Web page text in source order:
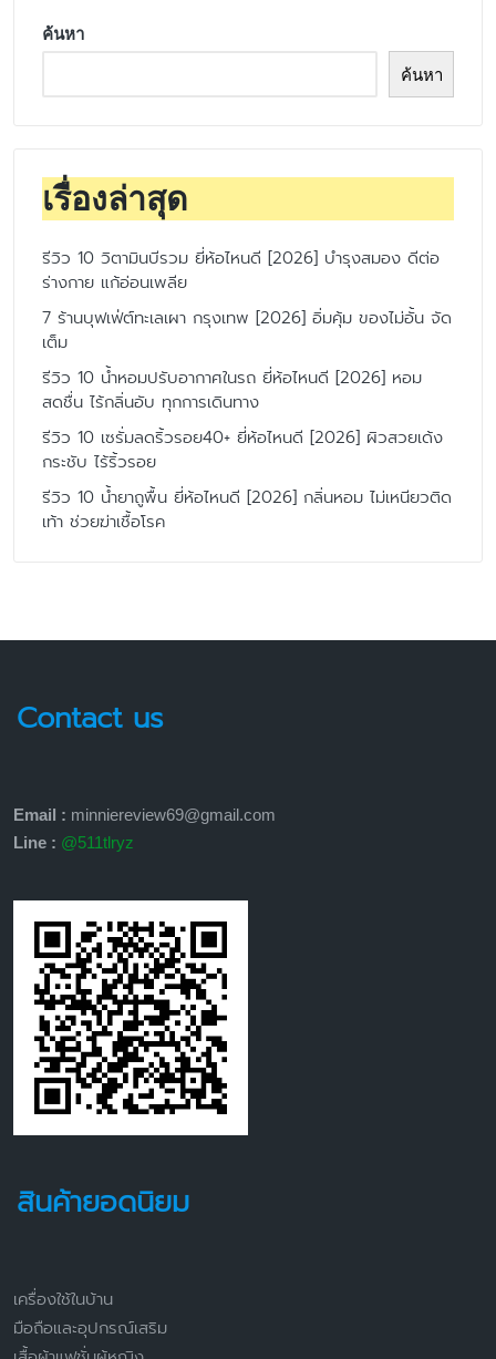
ค้นหา
ค้นหา
เรื่องล่าสุด
รีวิว 10 วิตามินบีรวม ยี่ห้อไหนดี [2026] บำรุงสมอง ดีต่อ
ร่างกาย แก้อ่อนเพลีย
7 ร้านบุฟเฟ่ต์ทะเลเผา กรุงเทพ [2026] อิ่มคุ้ม ของไม่อั้น จัด
เต็ม
รีวิว 10 น้ำหอมปรับอากาศในรถ ยี่ห้อไหนดี [2026] หอม
สดชื่น ไร้กลิ่นอับ ทุกการเดินทาง
รีวิว 10 เซรั่มลดริ้วรอย40+ ยี่ห้อไหนดี [2026] ผิวสวยเด้ง
กระชับ ไร้ริ้วรอย
รีวิว 10 น้ำยาถูพื้น ยี่ห้อไหนดี [2026] กลิ่นหอม ไม่เหนียวติด
เท้า ช่วยฆ่าเชื้อโรค
Contact us
Email : minniereview69@gmail.com
Line : @511tlryz
สินค้ายอดนิยม
เครื่องใช้ในบ้าน
มือถือและอุปกรณ์เสริม